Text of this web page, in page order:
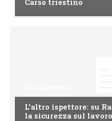
L’altro ispettore: su
la sicurezza sul